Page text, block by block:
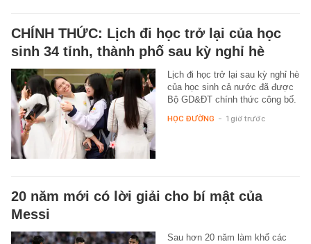
CHÍNH THỨC: Lịch đi học trở lại của học
sinh 34 tỉnh, thành phố sau kỳ nghỉ hè
Lịch đi học trở lại sau kỳ nghỉ hè
của học sinh cả nước đã được
Bộ GD&ĐT chính thức công bố.
HỌC ĐƯỜNG - 1 giờ trước
20 năm mới có lời giải cho bí mật của
Messi
Sau hơn 20 năm làm khổ các